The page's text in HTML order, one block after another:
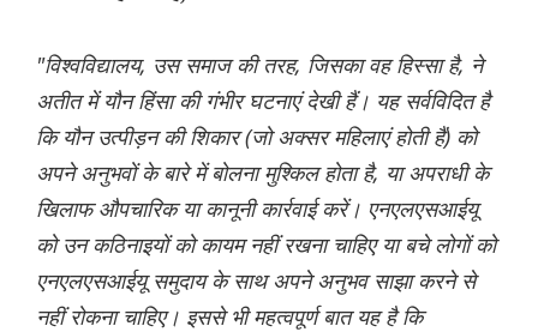
"विश्वविद्यालय, उस समाज की तरह, जिसका वह हिस्सा है, ने
अतीत में यौन हिंसा की गंभीर घटनाएं देखी हैं। यह सर्वविदित है
कि यौन उत्पीड़न की शिकार (जो अक्सर महिलाएं होती हैं) को
अपने अनुभवों के बारे में बोलना मुश्किल होता है, या अपराधी के
खिलाफ औपचारिक या कानूनी कार्रवाई करें। एनएलएसआईयू
को उन कठिनाइयों को कायम नहीं रखना चाहिए या बचे लोगों को
एनएलएसआईयू समुदाय के साथ अपने अनुभव साझा करने से
नहीं रोकना चाहिए। इससे भी महत्वपूर्ण बात यह है कि